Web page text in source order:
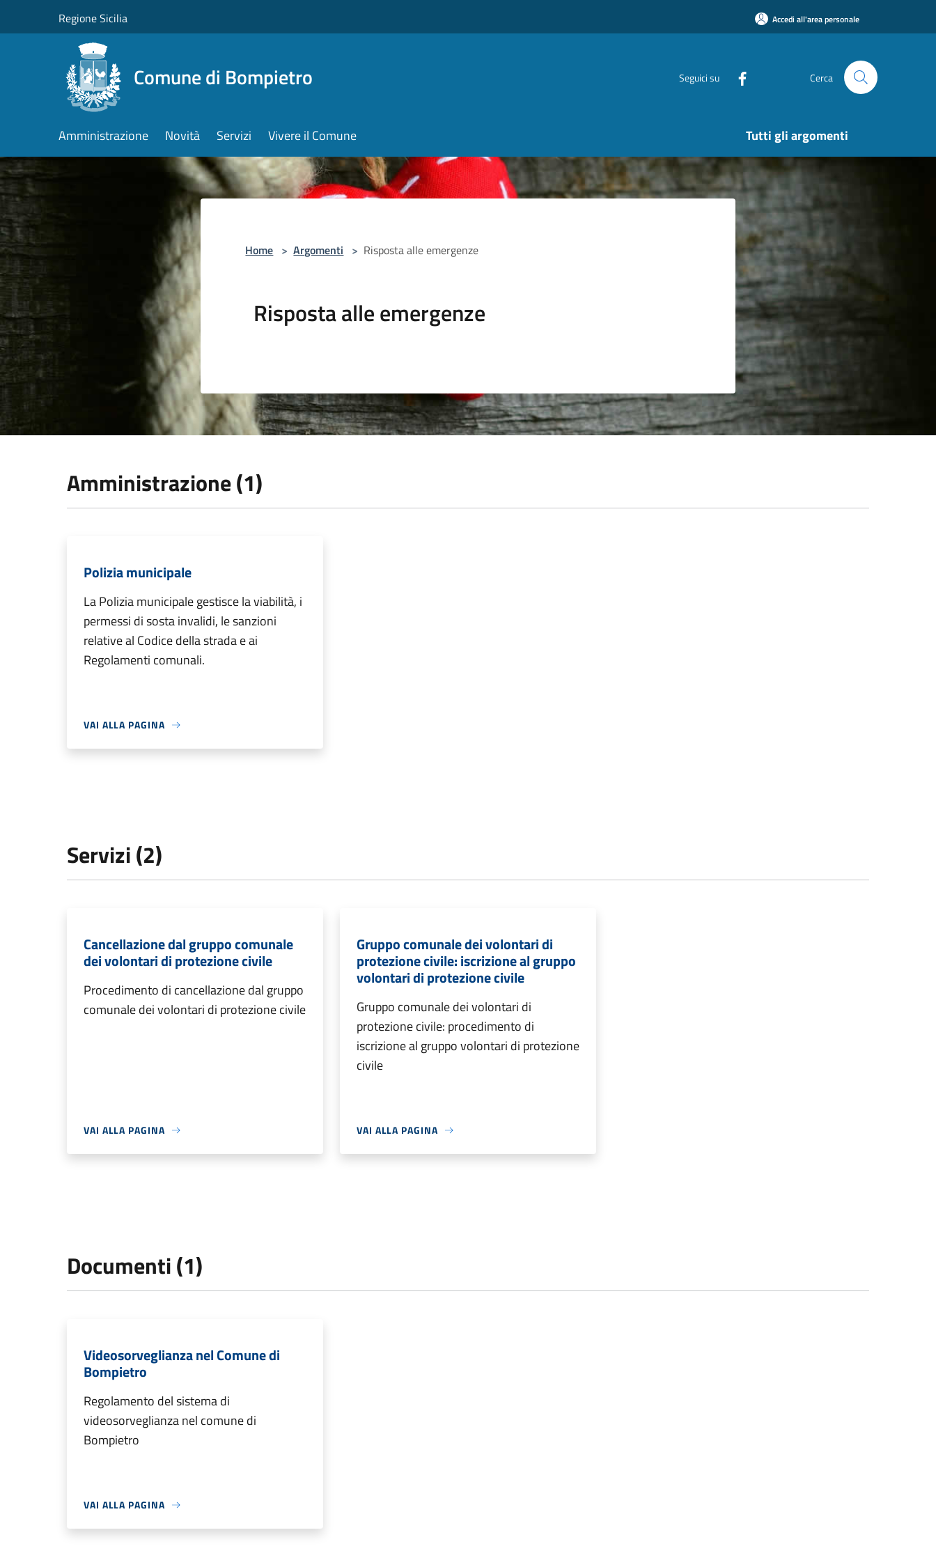
Regione Sicilia Accedi all'area personale
Comune di Bompietro Seguici su Cerca
Amministrazione Novità Servizi Vivere il Comune Tutti gli argomenti
Home > Argomenti > Risposta alle emergenze
Risposta alle emergenze
Amministrazione (1)
Polizia municipale
La Polizia municipale gestisce la viabilità, i
permessi di sosta invalidi, le sanzioni
relative al Codice della strada e ai
Regolamenti comunali.
VAI ALLA PAGINA
Servizi (2)
Cancellazione dal gruppo comunale
dei volontari di protezione civile
Procedimento di cancellazione dal gruppo
comunale dei volontari di protezione civile
VAI ALLA PAGINA
Gruppo comunale dei volontari di
protezione civile: iscrizione al gruppo
volontari di protezione civile
Gruppo comunale dei volontari di
protezione civile: procedimento di
iscrizione al gruppo volontari di protezione
civile
VAI ALLA PAGINA
Documenti (1)
Videosorveglianza nel Comune di
Bompietro
Regolamento del sistema di
videosorveglianza nel comune di
Bompietro
VAI ALLA PAGINA